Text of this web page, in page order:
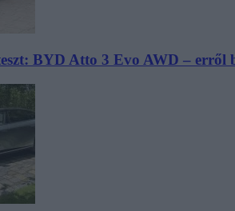
BYD Atto 3 Evo AWD – erről